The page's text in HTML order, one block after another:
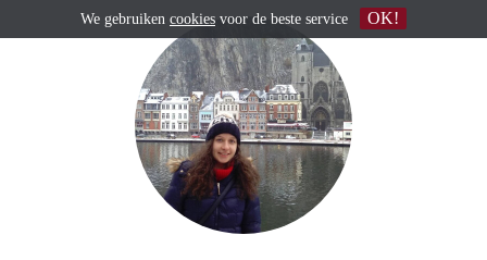
We gebruiken cookies voor de beste service OK!